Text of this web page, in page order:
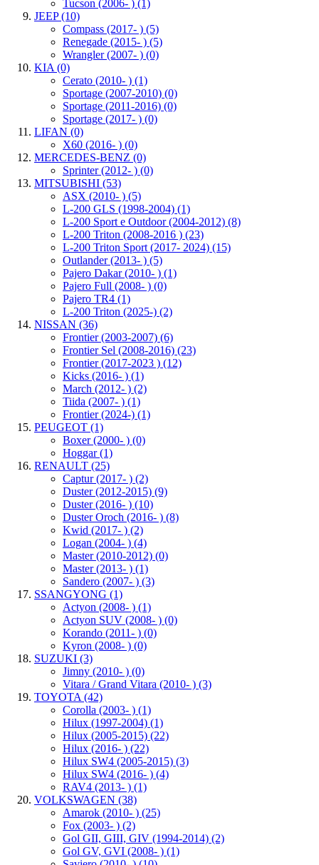
Tucson (2006- ) (1)
JEEP (10)
Compass (2017- ) (5)
Renegade (2015- ) (5)
Wrangler (2007- ) (0)
KIA (0)
Cerato (2010- ) (1)
Sportage (2007-2010) (0)
Sportage (2011-2016) (0)
Sportage (2017- ) (0)
LIFAN (0)
X60 (2016- ) (0)
MERCEDES-BENZ (0)
Sprinter (2012- ) (0)
MITSUBISHI (53)
ASX (2010- ) (5)
L-200 GLS (1998-2004) (1)
L-200 Sport e Outdoor (2004-2012) (8)
L-200 Triton (2008-2016 ) (23)
L-200 Triton Sport (2017- 2024) (15)
Outlander (2013- ) (5)
Pajero Dakar (2010- ) (1)
Pajero Full (2008- ) (0)
Pajero TR4 (1)
L-200 Triton (2025-) (2)
NISSAN (36)
Frontier (2003-2007) (6)
Frontier Sel (2008-2016) (23)
Frontier (2017-2023 ) (12)
Kicks (2016- ) (1)
March (2012- ) (2)
Tiida (2007- ) (1)
Frontier (2024-) (1)
PEUGEOT (1)
Boxer (2000- ) (0)
Hoggar (1)
RENAULT (25)
Captur (2017- ) (2)
Duster (2012-2015) (9)
Duster (2016- ) (10)
Duster Oroch (2016- ) (8)
Kwid (2017- ) (2)
Logan (2004- ) (4)
Master (2010-2012) (0)
Master (2013- ) (1)
Sandero (2007- ) (3)
SSANGYONG (1)
Actyon (2008- ) (1)
Actyon SUV (2008- ) (0)
Korando (2011- ) (0)
Kyron (2008- ) (0)
SUZUKI (3)
Jimny (2010- ) (0)
Vitara / Grand Vitara (2010- ) (3)
TOYOTA (42)
Corolla (2003- ) (1)
Hilux (1997-2004) (1)
Hilux (2005-2015) (22)
Hilux (2016- ) (22)
Hilux SW4 (2005-2015) (3)
Hilux SW4 (2016- ) (4)
RAV4 (2013- ) (1)
VOLKSWAGEN (38)
Amarok (2010- ) (25)
Fox (2003- ) (2)
Gol GII, GIII, GIV (1994-2014) (2)
Gol GV, GVI (2008- ) (1)